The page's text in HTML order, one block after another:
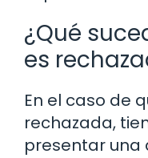
¿Qué
es
En el caso de
rechazada,
presentar una